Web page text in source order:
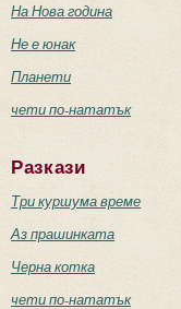
На Нова година
Не е юнак
Планети
чети по-нататък
Разкази
Три куршума време
Аз прашинката
Черна котка
чети по-нататък